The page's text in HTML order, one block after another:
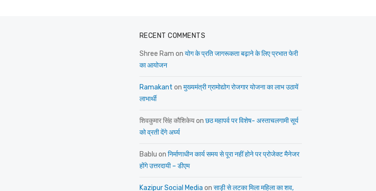
RECENT COMMENTS
Shree Ram on योग के प्रति जागरूकता बढ़ाने के लिए प्रभात फेरी
का आयोजन
Ramakant on मुख्यमंत्री ग्रामोद्योग रोजगार योजना का लाभ उठायें
लाभार्थी
शिवकुमार सिंह कौशिकेयon छठ महापर्व पर विशेष- अस्ताचलगामी सूर्य
को व्रती देंगे अर्घ्य
Bablu on निर्माणाधीन कार्य समय से पूरा नहीं होने पर प्रोजेक्ट मैनेजर
होंगे उत्तरदायी – डीएम
Kazipur Social Media on साड़ी से लटका मिला महिला का शव,